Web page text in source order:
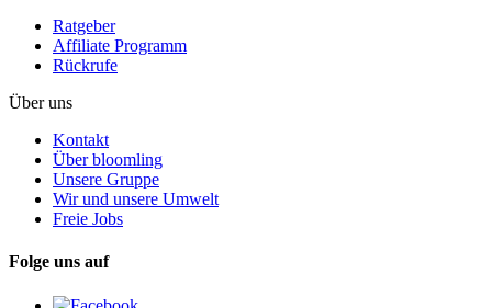
Ratgeber
Affiliate Programm
Rückrufe
Über uns
Kontakt
Über bloomling
Unsere Gruppe
Wir und unsere Umwelt
Freie Jobs
Folge uns auf